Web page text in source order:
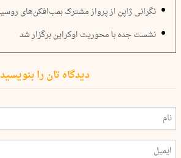
نگرانی ژاپن از پرواز مشترک بمب‌افکن‌های
نشست جده با محوریت اوکراین برگزار شد
دیدگاه تان را بنویسید